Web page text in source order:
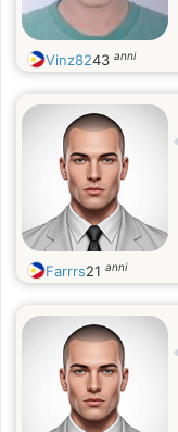
Vinz8243 anni
Farrrs21 anni